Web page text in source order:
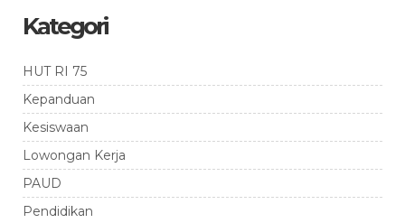
Kategori
HUT RI 75
Kepanduan
Kesiswaan
Lowongan Kerja
PAUD
Pendidikan